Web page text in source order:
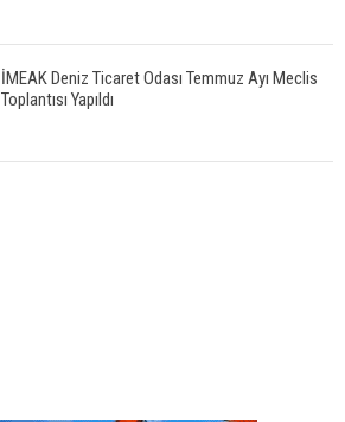
İMEAK Deniz Ticaret Odası Temmuz Ayı Meclis
Toplantısı Yapıldı